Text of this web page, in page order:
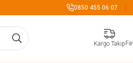
899 TL Üzeri Alışverişlerde Kargo
0850 455 06 07
Kargo Takip